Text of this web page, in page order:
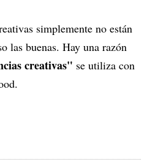
simplemente no están
las buenas. Hay una razón
creativas" se utiliza con